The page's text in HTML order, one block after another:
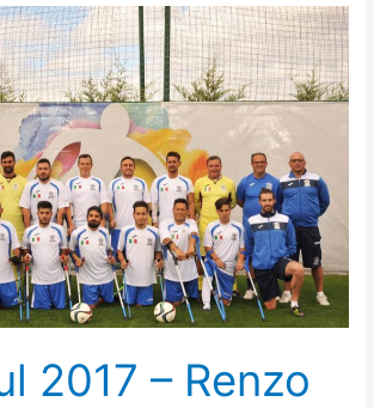
2017 – Renzo